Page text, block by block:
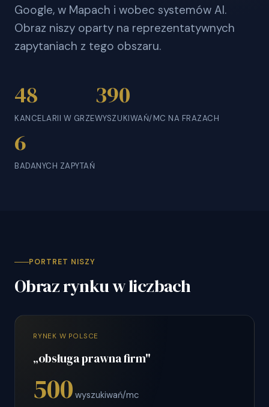
Google, w Mapach i wobec systemów AI.
Obraz niszy oparty na reprezentatywnych
zapytaniach z tego obszaru.
48
KANCELARII W GRZE
390
WYSZUKIWAŃ/MC NA FRAZACH
6
BADANYCH ZAPYTAŃ
PORTRET NISZY
Obraz rynku w liczbach
RYNEK W POLSCE
„obsługa prawna firm"
500 wyszukiwań/mc